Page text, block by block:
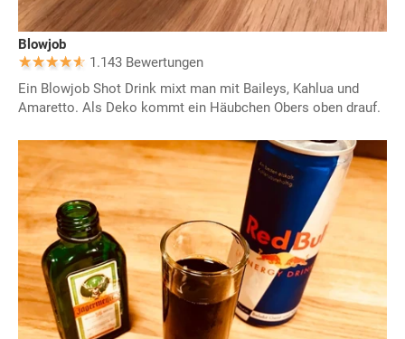
Blowjob
1.143 Bewertungen
Ein Blowjob Shot Drink mixt man mit Baileys, Kahlua und
Amaretto. Als Deko kommt ein Häubchen Obers oben drauf.